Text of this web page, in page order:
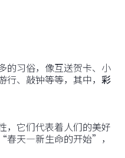
的习俗，像互送贺卡、小
、敲钟等等，其中， 彩
，它们代表着人们的美好
春天—新生命的开始”，